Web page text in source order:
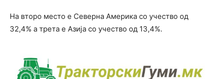
На второ место е Северна Америка со учество од
32,4% а трета е Азија со учество од 13,4%.